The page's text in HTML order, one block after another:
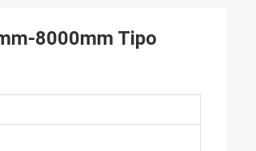
8000mm Tipo